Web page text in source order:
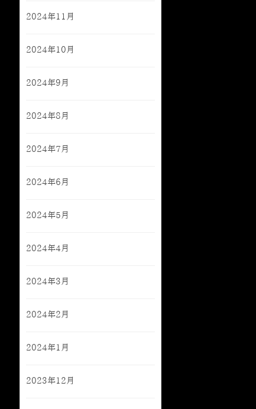
2024年11月
2024年10月
2024年9月
2024年8月
2024年7月
2024年6月
2024年5月
2024年4月
2024年3月
2024年2月
2024年1月
2023年12月